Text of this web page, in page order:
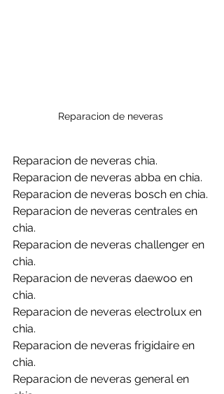
Reparacion de neveras
Reparacion de neveras chia.
Reparacion de neveras abba en chia.
Reparacion de neveras bosch en chia.
Reparacion de neveras centrales en
chia.
Reparacion de neveras challenger en
chia.
Reparacion de neveras daewoo en
chia.
Reparacion de neveras electrolux en
chia.
Reparacion de neveras frigidaire en
chia.
Reparacion de neveras general en